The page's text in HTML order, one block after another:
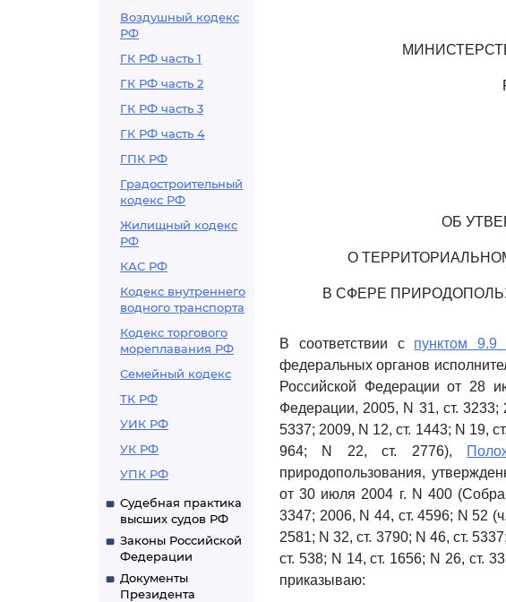
Воздушный кодекс
РФ
ГК РФ часть 1
ГК РФ часть 2
ГК РФ часть 3
ГК РФ часть 4
ГПК РФ
Градостроительный
кодекс РФ
Жилищный кодекс
РФ
КАС РФ
Кодекс внутреннего
водного транспорта
Кодекс торгового
мореплавания РФ
Семейный кодекс
ТК РФ
УИК РФ
УК РФ
УПК РФ
Судебная практика
высших судов РФ
Законы Российской
Федерации
Документы
Президента
ОБ
О
В СФЕРЕ
В соответствии с пунктом 9.9
федеральных органов
Российской Федерации от 28
Федерации, 2005, N 31, ст. 3233;
5337; 2009, N 12, ст. 1443; N 19,
964; N 22, ст. 2776),
природопользования,
от 30 июля 2004 г. N 400
3347; 2006, N 44, ст. 4596; N 52
2581; N 32, ст. 3790; N 46, ст.
ст. 538; N 14, ст. 1656; N 26, ст.
приказываю: